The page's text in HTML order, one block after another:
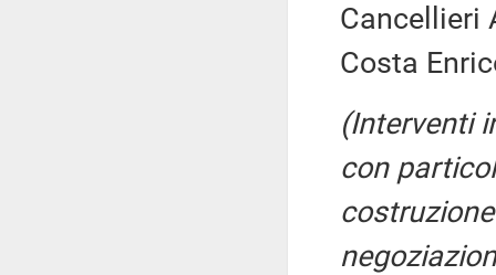
Cancellieri
Costa
(Interventi
con